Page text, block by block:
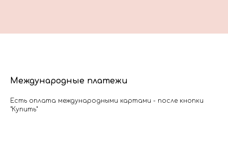
Международные платежи
Есть оплата международными картами - после кнопки
"Купить"